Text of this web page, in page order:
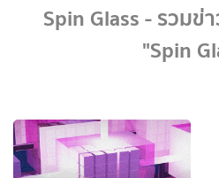
Spin Glass - รวมข่
"Spin